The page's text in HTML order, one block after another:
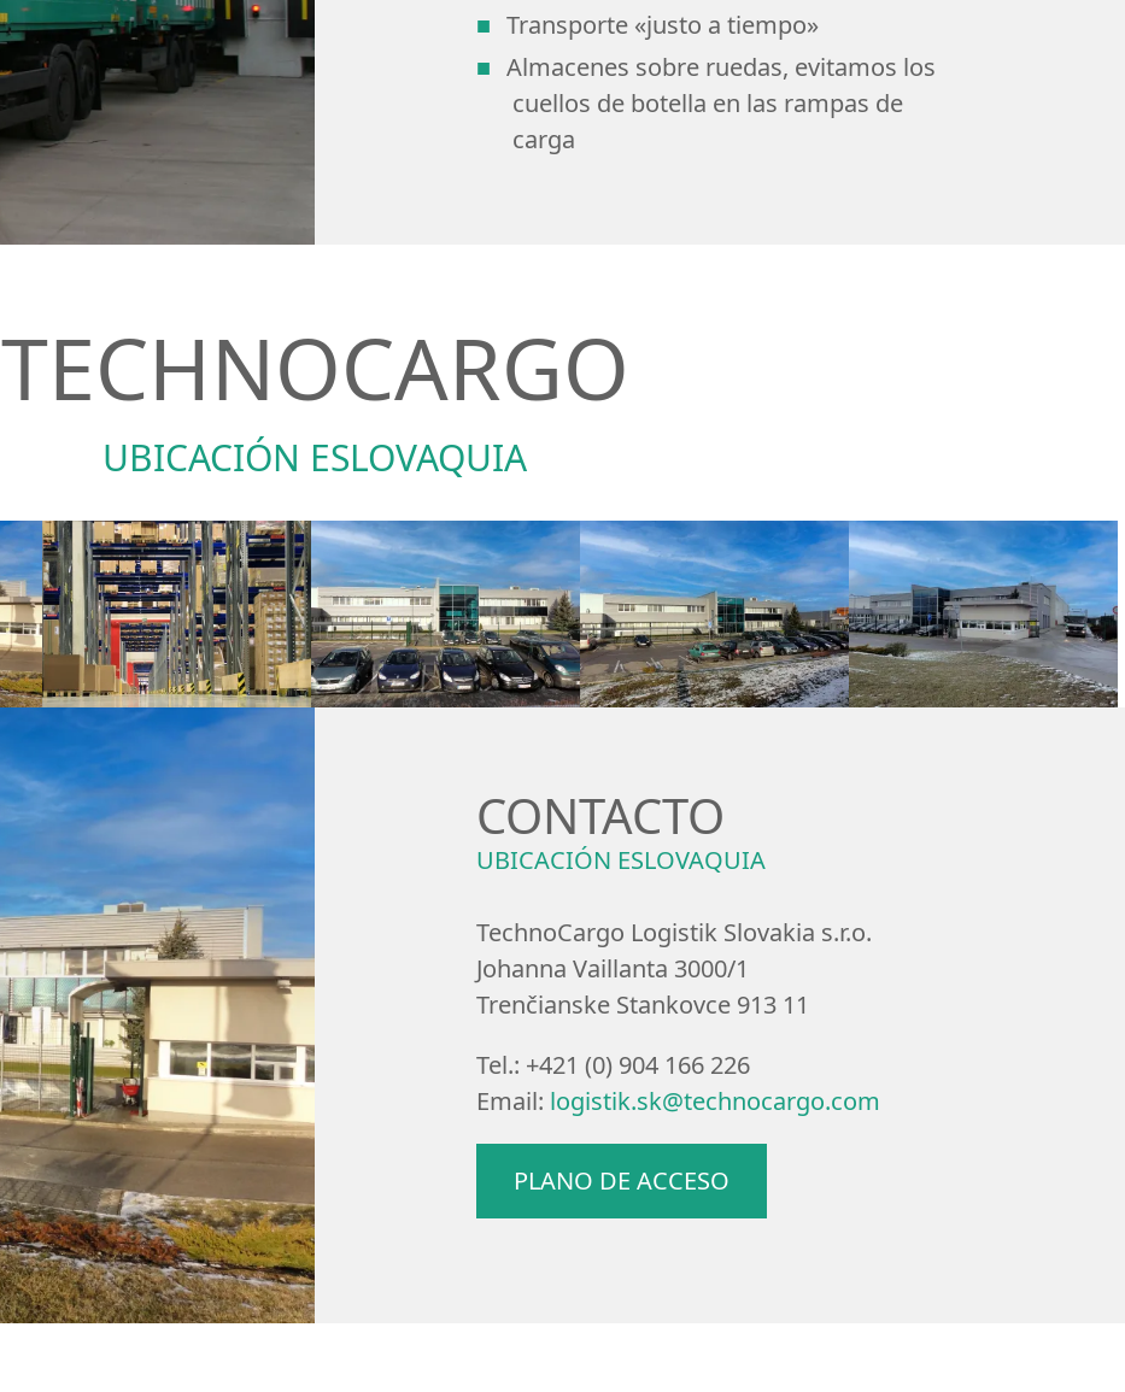
Transporte «justo a tiempo»
Almacenes sobre ruedas, evitamos los
cuellos de botella en las rampas de
carga
TECHNOCARGO
UBICACIÓN ESLOVAQUIA
CONTACTO
UBICACIÓN ESLOVAQUIA
TechnoCargo Logistik Slovakia s.r.o.
Johanna Vaillanta 3000/1
Trenčianske Stankovce 913 11
Tel.: +421 (0) 904 166 226
Email: logistik.sk@technocargo.com
PLANO DE ACCESO